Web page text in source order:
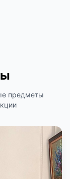
предметы